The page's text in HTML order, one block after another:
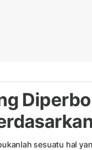
sesuatu hal